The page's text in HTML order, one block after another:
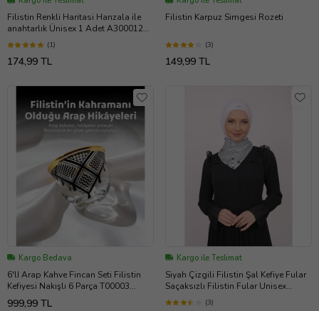
Filistin Renkli Haritasi Hanzala ile
anahtarlık Ünisex 1 Adet A300012
(Çok Renkli)
(1)
174,99 TL
Filistin Karpuz Simgesi Rozeti
(3)
149,99 TL
Kargo Bedava
6'lI Arap Kahve Fincan Seti Filistin
Kefiyesi Nakışlı 6 Parça T00003
(Altın-Siyah)
999,99 TL
Kargo ile Teslimat
Siyah Çizgili Filistin Şal Kefiye Fular
Saçaksızlı Filistin Fular Unisex
S100011
(3)